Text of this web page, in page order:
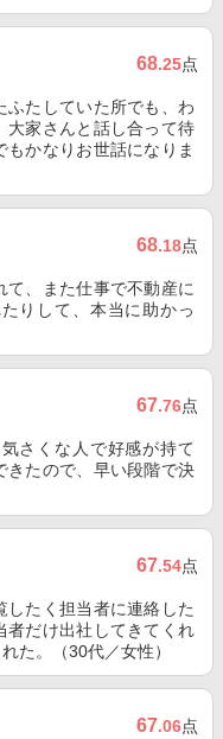
68.25点
ふたしていた所でも、わ
大家さんと話し合って待
かなりお世話になりま
68.18点
、また仕事で不動産に
りして、本当に助かっ
67.76点
さくな人で好感が持て
きたので、早い段階で決
67.54点
たく担当者に連絡した
者だけ出社してきてくれ
た。（30代／女性）
67.06点